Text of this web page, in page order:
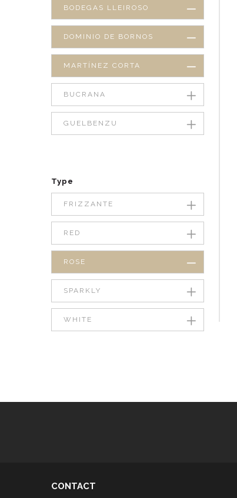
BODEGAS LLEIROSO
DOMINIO DE BORNOS
MARTÍNEZ CORTA
BUCRANA
GUELBENZU
Type
FRIZZANTE
RED
ROSE
SPARKLY
WHITE
CONTACT